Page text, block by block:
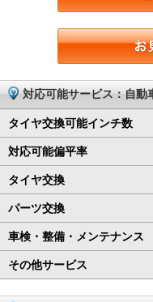
対応可能サービス：自動
タイヤ交換可能インチ数
対応可能偏平率
タイヤ交換
パーツ交換
車検・整備・メンテナンス
その他サービス